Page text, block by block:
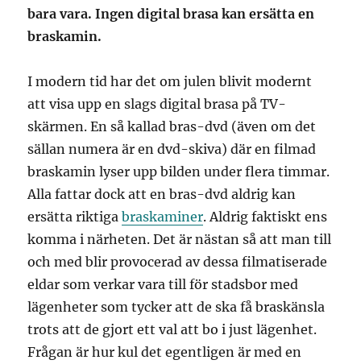
bara vara. Ingen digital brasa kan ersätta en
braskamin.
I modern tid har det om julen blivit modernt
att visa upp en slags digital brasa på TV-
skärmen. En så kallad bras-dvd (även om det
sällan numera är en dvd-skiva) där en filmad
braskamin lyser upp bilden under flera timmar.
Alla fattar dock att en bras-dvd aldrig kan
ersätta riktigabraskaminer. Aldrig faktiskt ens
komma i närheten. Det är nästan så att man till
och med blir provocerad av dessa filmatiserade
eldar som verkar vara till för stadsbor med
lägenheter som tycker att de ska få braskänsla
trots att de gjort ett val att bo i just lägenhet.
Frågan är hur kul det egentligen är med en